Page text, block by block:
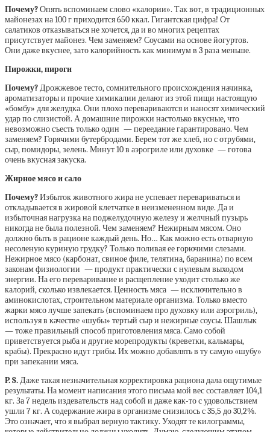
Почему?Опять вспоминаем слово «калории». Так вот, в традиционных
майонезах на 100 г приходится 650 ккал. Гигантская цифра! От
салатиков отказываться не хочется, да и во многих рецептах
присутствует майонез. Чем заменяем? Соусами на основе йогуртов.
Они даже вкуснее, зато калорийность как минимум в 3 раза меньше.
Пирожки, пироги
Почему?Дрожжевое тесто, сомнительного происхождения начинка,
ароматизаторы и прочие химикалии делают из этой пищи настоящую
«бомбу» для желудка. Они плохо перевариваются и наносят химический
удар по слизистой. А домашние пирожки настолько вкусные, что
невозможно съесть только один — переедание гарантировано. Чем
заменяем? Горячими бутербродами. Берем тот же хлеб, но с отрубями,
сыр, помидоры, зелень. Минут 10 в аэрогриле или духовке — готова
очень вкусная закуска.
Жирное мясои сало
Почему?Избыток животного жира не успевает перевариваться и
откладывается в жировой клетчатке в неизмененном виде. Да и
избыточная нагрузка на поджелудочную железу и желчный пузырь
никогда не была полезной. Чем заменяем? Нежирным мясом. Оно
должно быть в рационе каждый день. Но… Как можно есть отварную
несоленую куриную грудку? Только поливая ее горючими слезами.
Нежирное мясо (карбонат, свиное филе, телятина, баранина) по всем
законам физиологии — продукт практически с нулевым выходом
энергии. На его переваривание и расщепление уходит столько же
калорий, сколько извлекается. Ценность мяса — исключительно в
аминокислотах, строительном материале организма. Только вместо
жарки мясо лучше запекать (вспоминаем про духовку или аэрогриль),
используя в качестве «шубы» тертый сыр и нежирные соусы. Шашлык
— тоже правильный способ приготовления мяса. Само собой
приветствуется рыба и другие морепродукты (креветки, кальмары,
крабы). Прекрасно идут грибы. Их можно добавлять в ту самую «шубу»
при запекании мяса.
P. S.Даже такая незначительная корректировка рациона дала ощутимые
результаты. На момент написания этого письма мой вес составляет 104,1
кг. За 7 недель издевательств над собой и даже как-то с удовольствием
ушли 7 кг. А содержание жира в организме снизилось с 35,5 до 30,2%.
Это означает, что я выбрал верную тактику. Уходят те килограммы,